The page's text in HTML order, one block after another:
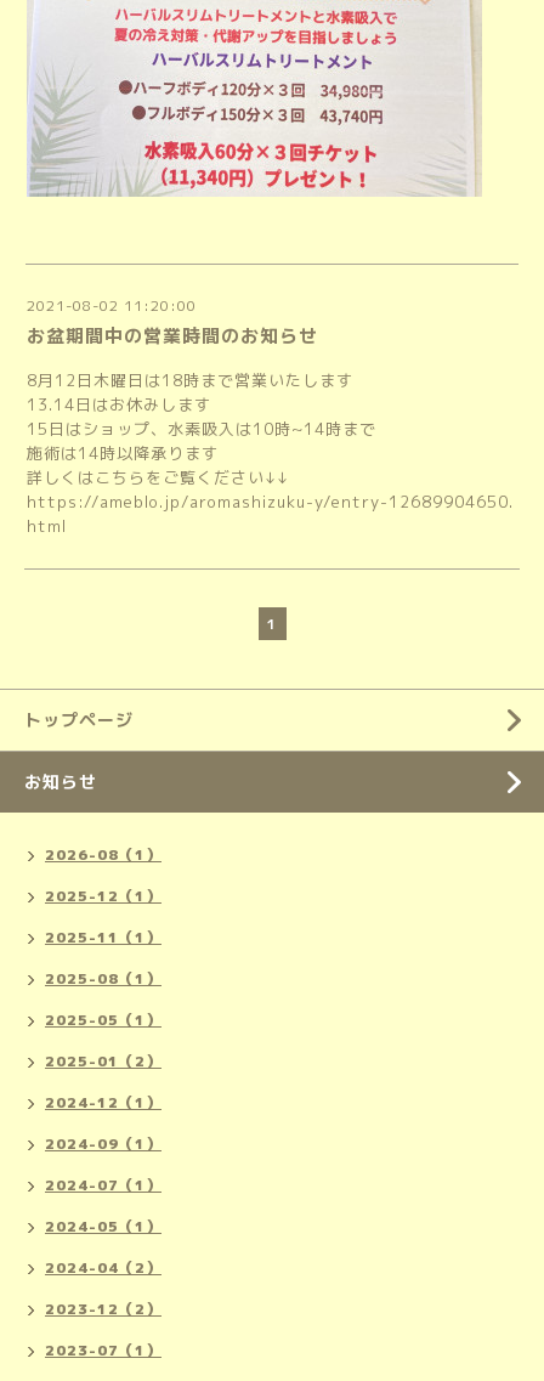
2021-08-02 11:20:00
お盆期間中の営業時間のお知らせ
8月12日木曜日は18時まで営業いたします
13.14日はお休みします
15日はショップ、水素吸入は10時~14時まで
施術は14時以降承ります
詳しくはこちらをご覧ください↓↓
https://ameblo.jp/aromashizuku-y/entry-12689904650.
html
1
トップページ
お知らせ
2026-08（1）
2025-12（1）
2025-11（1）
2025-08（1）
2025-05（1）
2025-01（2）
2024-12（1）
2024-09（1）
2024-07（1）
2024-05（1）
2024-04（2）
2023-12（2）
2023-07（1）